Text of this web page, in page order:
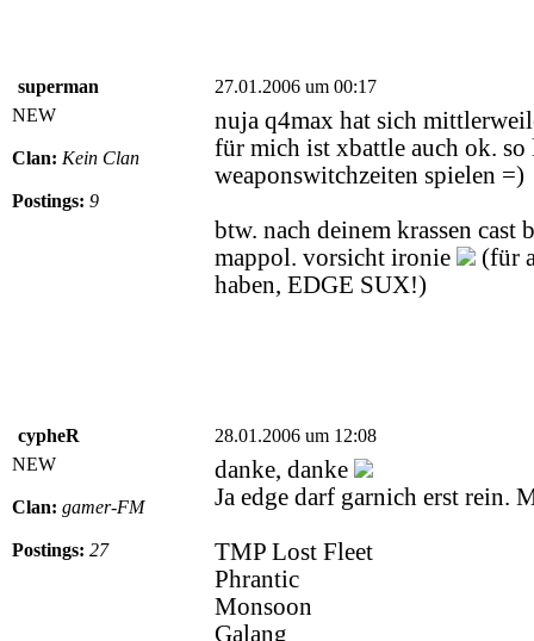
superman
27.01.2006 um 00:17
NEW
Clan: Kein Clan
Postings: 9
nuja q4max hat sich
für mich ist xbattle auch ok.
weaponswitchzeiten spielen =)
btw. nach deinem krassen
mappol. vorsicht ironie
(für
haben, EDGE SUX!)
cypheR
28.01.2006 um 12:08
NEW
Clan: gamer-FM
Postings: 27
danke, danke
Ja edge darf garnich erst rein.
TMP Lost Fleet
Phrantic
Monsoon
Galang